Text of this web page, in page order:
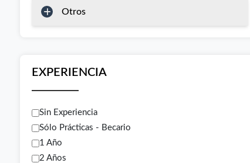
Otros
EXPERIENCIA
Sin Experiencia
Sólo Prácticas - Becario
1 Año
2 Años